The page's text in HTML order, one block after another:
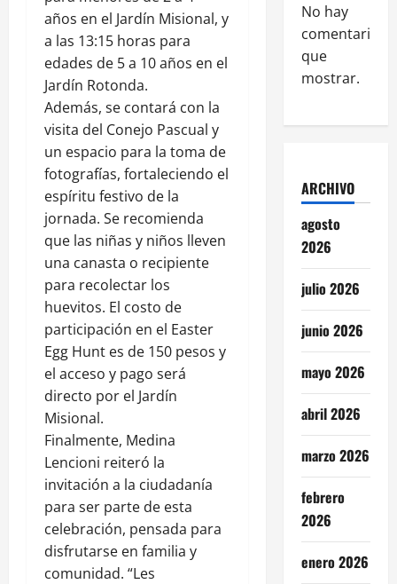
años en el Jardín Misional, y
a las 13:15 horas para
edades de 5 a 10 años en el
Jardín Rotonda.
Además, se contará con la
visita del Conejo Pascual y
un espacio para la toma de
fotografías, fortaleciendo el
espíritu festivo de la
jornada. Se recomienda
que las niñas y niños lleven
una canasta o recipiente
para recolectar los
huevitos. El costo de
participación en el Easter
Egg Hunt es de 150 pesos y
el acceso y pago será
directo por el Jardín
Misional.
Finalmente, Medina
Lencioni reiteró la
invitación a la ciudadanía
para ser parte de esta
celebración, pensada para
disfrutarse en familia y
comunidad. “Les
No hay
comentarios
que
mostrar.
ARCHIVO
agosto
2026
julio 2026
junio 2026
mayo 2026
abril 2026
marzo 2026
febrero
2026
enero 2026